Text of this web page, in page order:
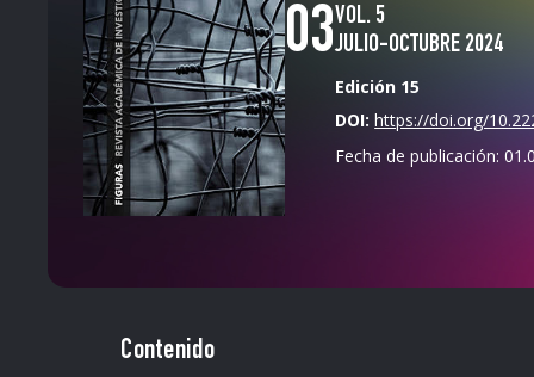
03VOL. 5
JULIO-OCTUBRE 2024
Edición 15
DOI: https://doi.org/
Fecha de publicación:
Contenido